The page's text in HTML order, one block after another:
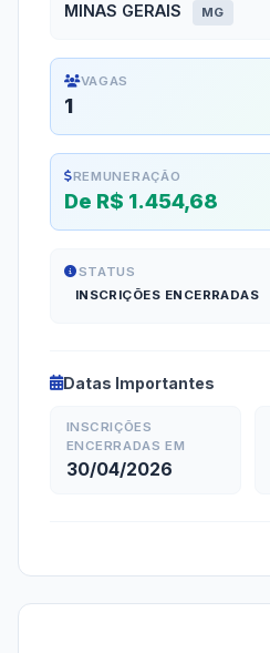
MINAS GERAIS MG
VAGAS
1
REMUNERAÇÃO
De R$ 1.454,68
STATUS
INSCRIÇÕES ENCERRADAS
Datas Importantes
INSCRIÇÕES
ENCERRADAS EM
30/04/2026